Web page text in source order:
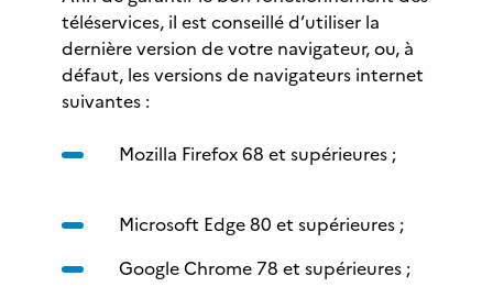
téléservices, il est conseillé d’utiliser la
dernière version de votre navigateur, ou, à
défaut, les versions de navigateurs internet
suivantes :
Mozilla Firefox 68 et supérieures ;
Microsoft Edge 80 et supérieures ;
Google Chrome 78 et supérieures ;